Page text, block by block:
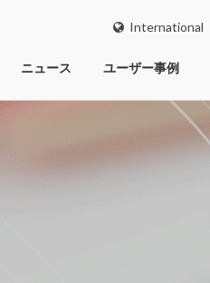
International
ニュース ユーザー事例